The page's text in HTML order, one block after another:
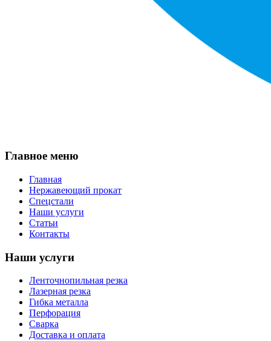
Главное меню
Главная
Нержавеющий прокат
Спецстали
Наши услуги
Статьи
Контакты
Наши услуги
Ленточнопильная резка
Лазерная резка
Гибка металла
Перфорация
Сварка
Доставка и оплата